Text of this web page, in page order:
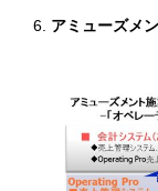
アミューズメ